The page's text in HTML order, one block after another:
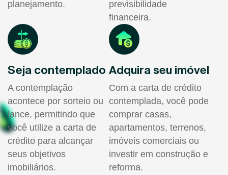
planejamento.
previsibilidade
financeira.
Seja contemplado
A contemplação
acontece por sorteio ou
lance, permitindo que
você utilize a carta de
crédito para alcançar
seus objetivos
imobiliários.
Adquira seu imóvel
Com a carta de crédito
contemplada, você pode
comprar casas,
apartamentos, terrenos,
imóveis comerciais ou
investir em construção e
reforma.